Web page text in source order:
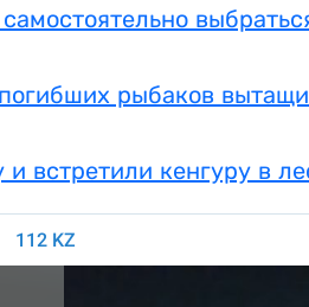
рыбаков
встретили кенгуру в